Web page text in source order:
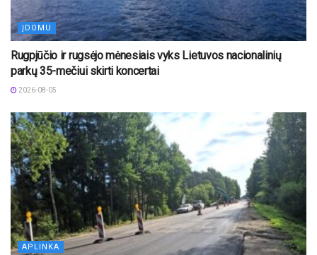
ĮDOMU
Rugpjūčio ir rugsėjo mėnesiais vyks Lietuvos nacionalinių
parkų 35-mečiui skirti koncertai
2026-08-05
APLINKA